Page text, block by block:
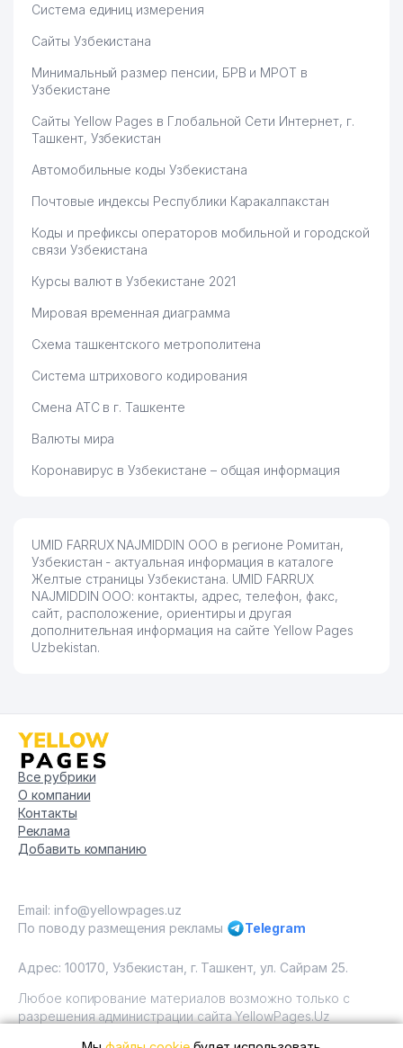
Система единиц измерения
Сайты Узбекистана
Минимальный размер пенсии, БРВ и МРОТ в
Узбекистане
Сайты Yellow Pages в Глобальной Сети Интернет, г.
Ташкент, Узбекистан
Автомобильные коды Узбекистана
Почтовые индексы Республики Каракалпакстан
Коды и префиксы операторов мобильной и городской
связи Узбекистана
Курсы валют в Узбекистане 2021
Мировая временная диаграмма
Схема ташкентского метрополитена
Система штрихового кодирования
Смена АТС в г. Ташкенте
Валюты мира
Коронавирус в Узбекистане – общая информация
UMID FARRUX NAJMIDDIN ООО в регионе Ромитан,
Узбекистан - актуальная информация в каталоге
Желтые страницы Узбекистана. UMID FARRUX
NAJMIDDIN ООО: контакты, адрес, телефон, факс,
сайт, расположение, ориентиры и другая
дополнительная информация на сайте Yellow Pages
Uzbekistan.
Все рубрики
О компании
Контакты
Реклама
Добавить компанию
Email: info@yellowpages.uz
По поводу размещения рекламы
Telegram
Адрес: 100170, Узбекистан, г. Ташкент, ул. Сайрам 25.
Любое копирование материалов возможно только с
разрешения администрации сайта YellowPages.Uz